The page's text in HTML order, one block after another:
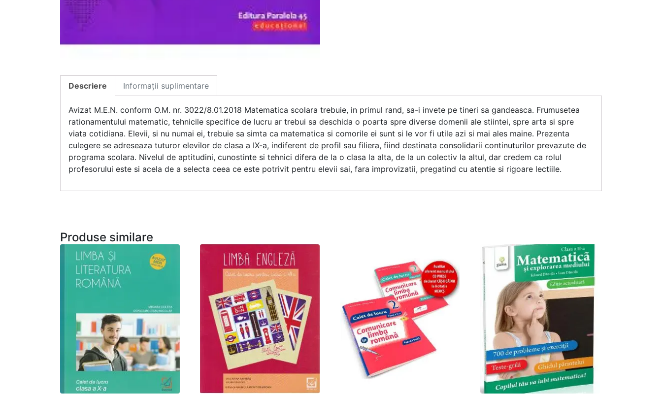
Descriere Informații suplimentare
Avizat M.E.N. conform O.M. nr. 3022/8.01.2018 Matematica scolara trebuie, in primul rand, sa-i invete pe tineri sa gandeasca. Frumusetea
rationamentului matematic, tehnicile specifice de lucru ar trebui sa deschida o poarta spre diverse domenii ale stiintei, spre arta si spre
viata cotidiana. Elevii, si nu numai ei, trebuie sa simta ca matematica si comorile ei sunt si le vor fi utile azi si mai ales maine. Prezenta
culegere se adreseaza tuturor elevilor de clasa a IX-a, indiferent de profil sau filiera, fiind destinata consolidarii continuturilor prevazute de
programa scolara. Nivelul de aptitudini, cunostinte si tehnici difera de la o clasa la alta, de la un colectiv la altul, dar credem ca rolul
profesorului este si acela de a selecta ceea ce este potrivit pentru elevii sai, fara improvizatii, pregatind cu atentie si rigoare lectiile.
Produse similare